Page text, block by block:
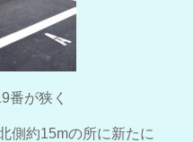
番が狭く
側約15mの所に新たに